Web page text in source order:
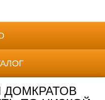
ДОМКРАТОВ